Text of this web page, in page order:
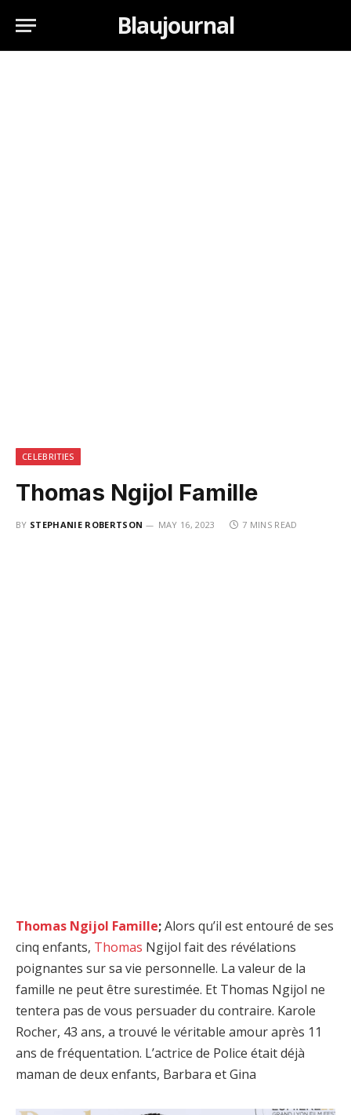
Blaujournal
CELEBRITIES
Thomas Ngijol Famille
BY STEPHANIE ROBERTSON MAY 16, 2023 7 MINS READ
Thomas Ngijol Famille;Alors qu’il est entouré de ses
cinq enfants, Thomas Ngijol fait des révélations
poignantes sur sa vie personnelle. La valeur de la
famille ne peut être surestimée. Et Thomas Ngijol ne
tentera pas de vous persuader du contraire. Karole
Rocher, 43 ans, a trouvé le véritable amour après 11
ans de fréquentation. L’actrice de Police était déjà
maman de deux enfants, Barbara et Gina